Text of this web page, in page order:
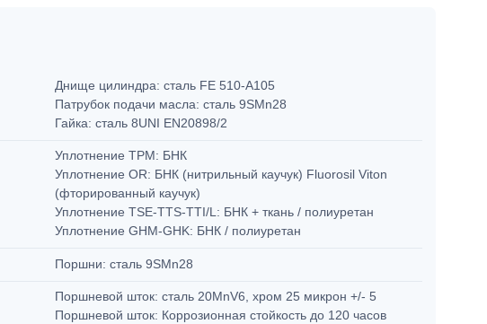
Днище цилиндра: сталь FE 510-A105
Патрубок подачи масла: сталь 9SMn28
Гайка: сталь 8UNI EN20898/2
Уплотнение TPM: БНК
Уплотнение OR: БНК (нитрильный каучук) Fluorosil Viton
(фторированный каучук)
Уплотнение TSE-TTS-TTI/L: БНК + ткань / полиуретан
Уплотнение GHM-GHK: БНК / полиуретан
Поршни: сталь 9SMn28
Поршневой шток: сталь 20MnV6, хром 25 микрон +/- 5
Поршневой шток: Коррозионная стойкость до 120 часов